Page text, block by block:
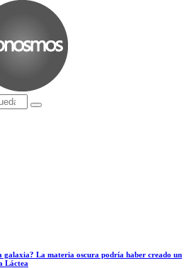
galaxia? La materia oscura podría haber creado un
Láctea